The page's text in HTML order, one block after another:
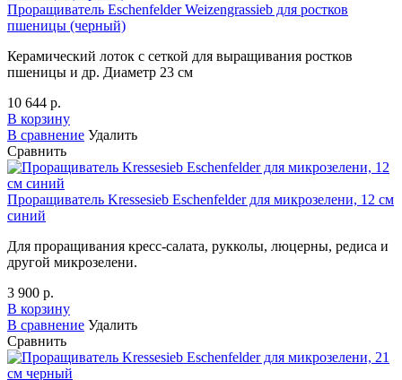
Проращиватель Eschenfelder Weizengrassieb для ростков
пшеницы (черный)
Керамический лоток с сеткой для выращивания ростков
пшеницы и др. Диаметр 23 см
10 644 р.
В корзину
В сравнение Удалить
Сравнить
Проращиватель Kressesieb Eschenfelder для микрозелени, 12 см
синий
Для проращивания кресс-салата, рукколы, люцерны, редиса и
другой микрозелени.
3 900 р.
В корзину
В сравнение Удалить
Сравнить